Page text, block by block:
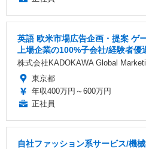
英語 欧米市場広告企画・提案 ゲ
上場企業の100%子会社/経験者優
株式会社KADOKAWA Global
東京都
年収400万円～600万円
正社員
自社ファッション系サービス/機